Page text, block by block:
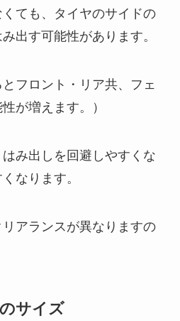
ても、タイヤのサイドの
出す可能性があります。
とフロント・リア共、フェ
が増えます。）
み出しを回避しやすくな
なります。
アランスが異なりますの
サイズ